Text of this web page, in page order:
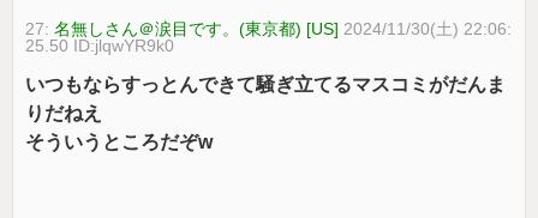
27:名無しさん＠涙目です。(東京都) [US] 2024/11/30(土) 22:06:
25.50 ID:jlqwYR9k0
いつもならすっとんできて騒ぎ立てるマスコミがだんま
りだねえ
そういうところだぞw